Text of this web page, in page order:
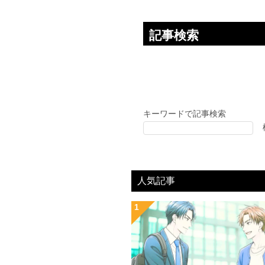
記事検索
キーワードで記事検索
人気記事